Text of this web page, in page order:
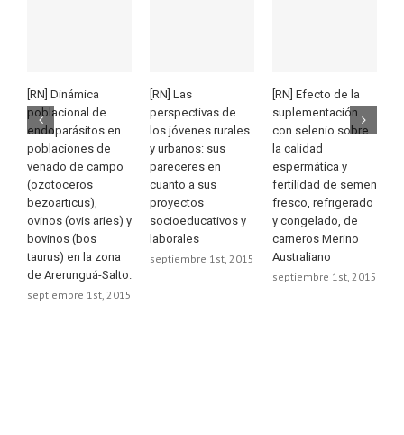
[RN] Dinámica
poblacional de
endoparásitos en
poblaciones de
venado de campo
(ozotoceros
bezoarticus),
ovinos (ovis aries) y
bovinos (bos
taurus) en la zona
de Arerunguá-Salto.
septiembre 1st, 2015
[RN] Las
perspectivas de
los jóvenes rurales
y urbanos: sus
pareceres en
cuanto a sus
proyectos
socioeducativos y
laborales
septiembre 1st, 2015
[RN] Efecto de la
suplementación
con selenio sobre
la calidad
espermática y
fertilidad de semen
fresco, refrigerado
y congelado, de
carneros Merino
Australiano
septiembre 1st, 2015